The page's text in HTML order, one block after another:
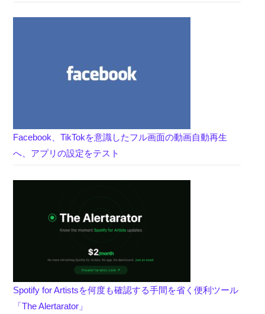
Facebook、TikTokを意識したフル画面の動画自動再生
へ、アプリの設定をテスト
Spotify for Artistsを何度も確認する手間を省く便利ツール
「The Alertarator」